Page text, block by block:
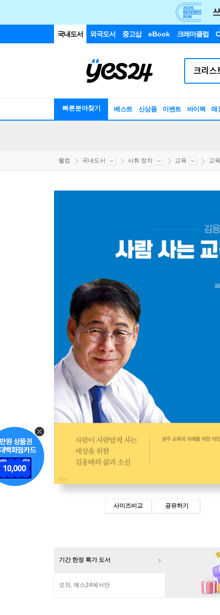
국내도서 외국도서 중고샵 eBook 크레마클럽
빠른분야찾기 베스트 신상품 이벤트 바이백 매
웰컴 국내도서 사회 정치 교육 교
사이즈비교 공유하기
기간 한정 특가 도서
오직, 예스24에서만